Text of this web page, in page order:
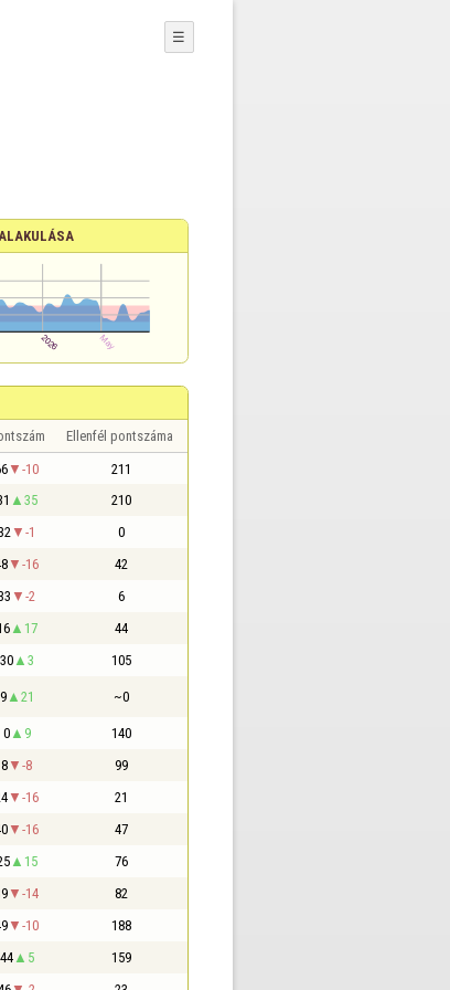
☰
Ellenfél pontszáma
-10 211
35 210
-1 0
-16 42
-2 6
17 44
30 3 105
9 21 ~0
0 9 140
8 -8 99
-16 21
-16 47
15 76
-14 82
-10 188
44 5 159